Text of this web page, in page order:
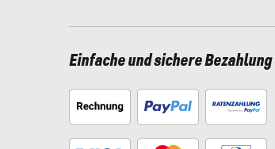
Einfache und sichere Bezahlung